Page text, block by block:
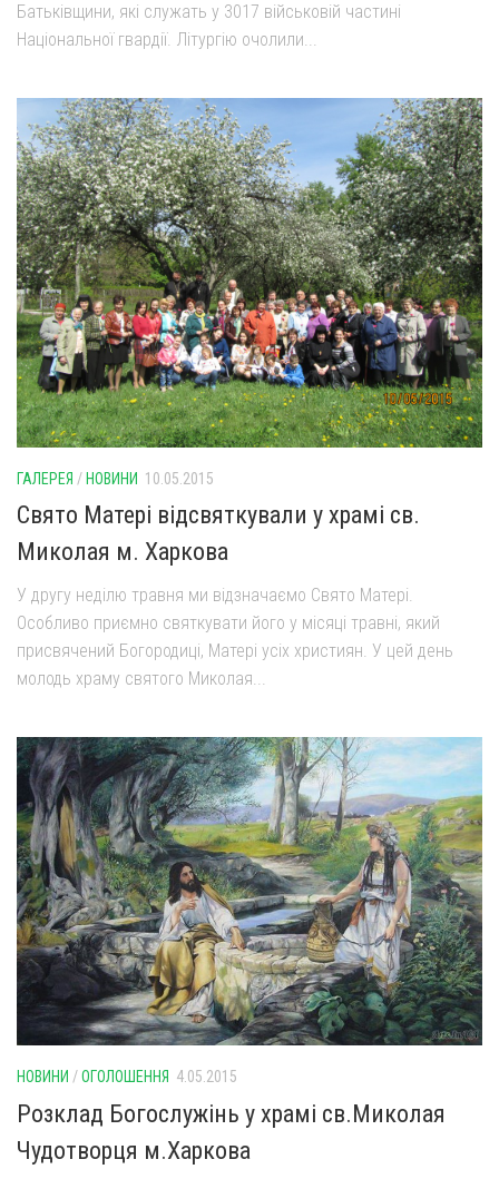
Батьківщини, які служать у 3017 військовій частині
Національної гвардії. Літургію очолили...
ГАЛЕРЕЯ / НОВИНИ 10.05.2015
Свято Матері відсвяткували у храмі св.
Миколая м. Харкова
У другу неділю травня ми відзначаємо Свято Матері.
Особливо приємно святкувати його у місяці травні, який
присвячений Богородиці, Матері усіх християн. У цей день
молодь храму святого Миколая...
НОВИНИ /ОГОЛОШЕННЯ 4.05.2015
Розклад Богослужінь у храмі св.Миколая
Чудотворця м.Харкова